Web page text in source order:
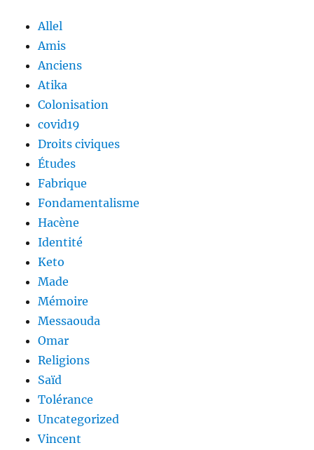
Allel
Amis
Anciens
Atika
Colonisation
covid19
Droits civiques
Études
Fabrique
Fondamentalisme
Hacène
Identité
Keto
Made
Mémoire
Messaouda
Omar
Religions
Saïd
Tolérance
Uncategorized
Vincent